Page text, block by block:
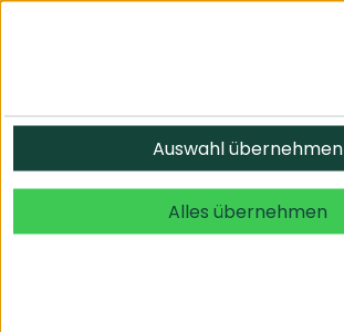
Auswahl übernehmen
Alles übernehmen